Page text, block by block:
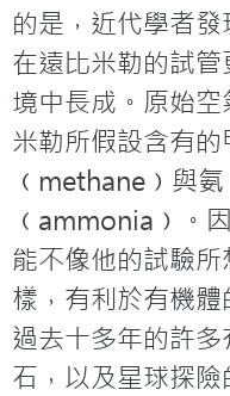
的是，近代學者
在遠比米勒的試
境中長成。原始
米勒所假設含有的
﹙methane﹚與氨
﹙ammonia﹚。
能不像他的試驗所
樣，有利於有機體
過去十多年的許
石，以及星球探險